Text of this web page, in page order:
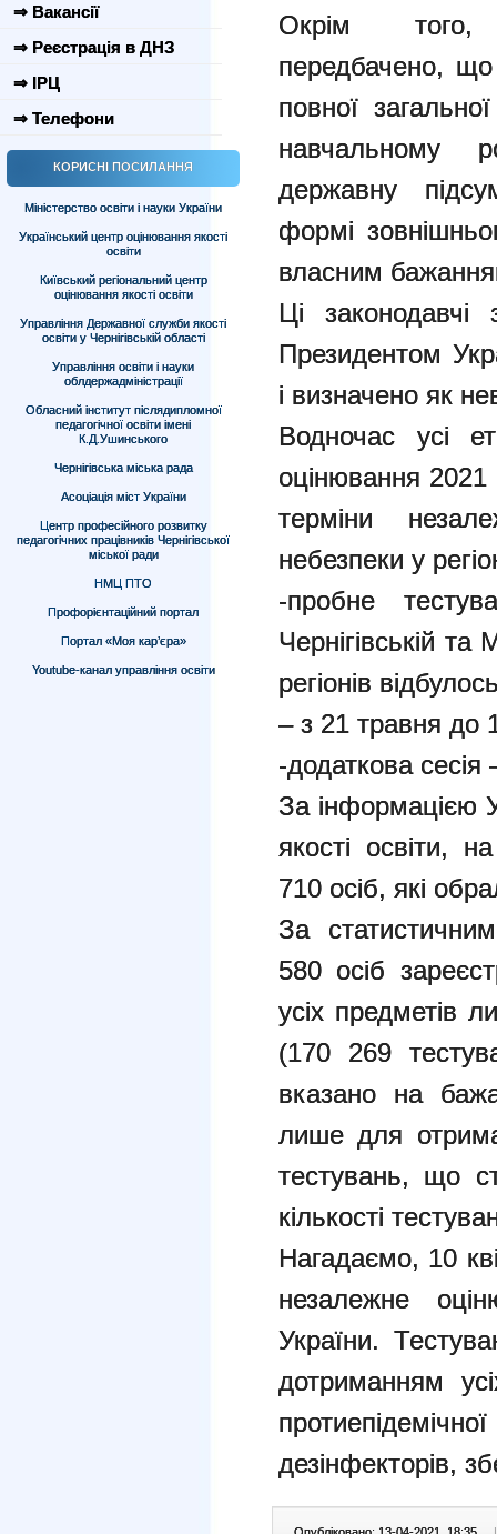
⇒ Вакансії
⇒ Реєстрація в ДНЗ
⇒ ІРЦ
⇒ Телефони
КОРИСНІ ПОСИЛАННЯ
Міністерство освіти і науки України
Український центр оцінювання якості
освіти
Київський регіональний центр
оцінювання якості освіти
Управління Державної служби якості
освіти у Чернігівській області
Управління освіти і науки
облдержадміністрації
Обласний інститут післядипломної
педагогічної освіти імені
К.Д.Ушинського
Чернігівська міська рада
Асоціація міст України
Центр професійного розвитку
педагогічних працівників Чернігівської
міської ради
НМЦ ПТО
Профорієнтаційний портал
Портал «Моя кар’єра»
Youtube-канал управління освіти
Окрім того,
передбачено, що
повної
навчальному
державну
формі
власним
Ці
Президентом
і визначено як
Водночас усі
оцінювання 2021
терміни
небезпеки у
-пробне
Чернігівській
регіонів
– з 21 травня до
-додаткова
За інформацією
якості освіти,
710 осіб, які
За
580 осіб
усіх предметів
(170 269
вказано на
лише для
тестувань, що
кількості
Нагадаємо, 10
незалежне
України.
дотриманням
дезінфекторів,